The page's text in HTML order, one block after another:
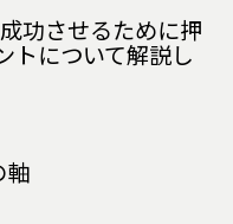
功させるために押
トについて解説し
軸